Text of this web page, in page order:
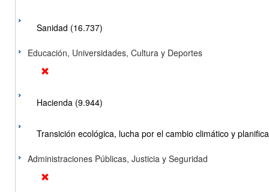
Sanidad (16.737)
Educación, Universidades, Cultura y Deportes
Hacienda (9.944)
Transición ecológica, lucha por el cambio climático y
Administraciones Públicas, Justicia y Seguridad